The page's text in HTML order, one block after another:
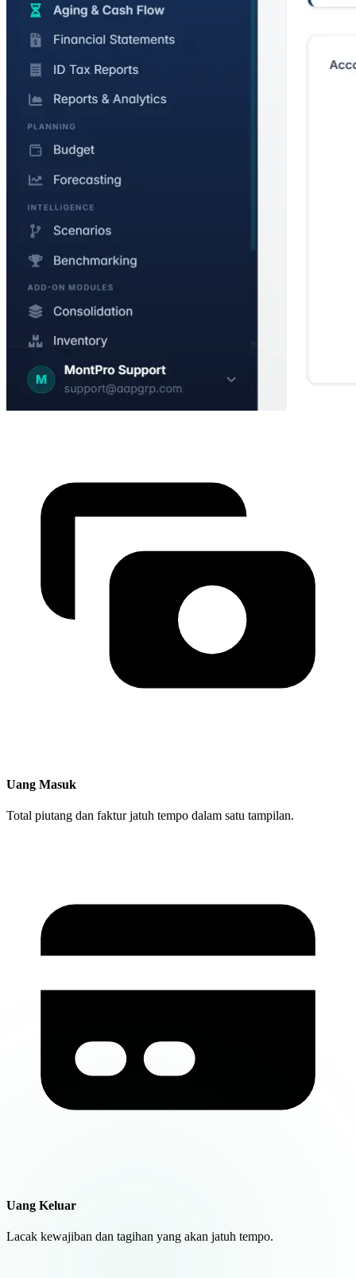
Uang Masuk
Total piutang dan faktur jatuh tempo dalam satu tampilan.
Uang Keluar
Lacak kewajiban dan tagihan yang akan jatuh tempo.